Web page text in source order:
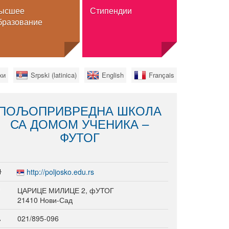
высшее
Стипендии
Стипендии
Для граждан Сербии
Srpski (latinica) English Français
ШКОЛА
СА ДОМОМ УЧЕНИКА –
ФУТОГ
http://poljosko.edu.rs
ЦАРИЦЕ МИЛИЦЕ 2, фУТОГ
21410 Нови-Сад
021/895-096